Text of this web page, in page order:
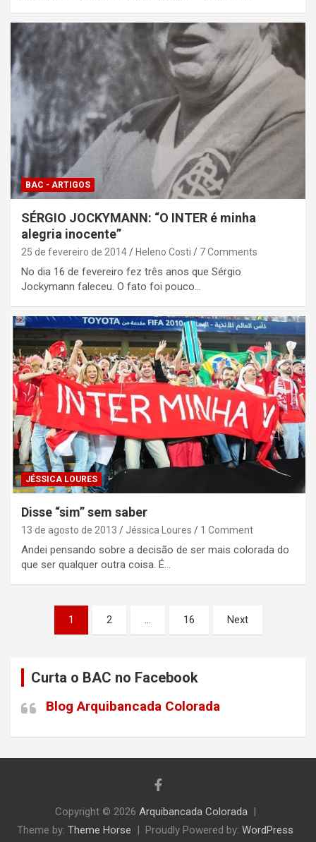
BAC - ARTIGOS
SÉRGIO JOCKYMANN: “O INTER é minha
alegria inocente”
25 de fevereiro de 2014 Heleno Costi 7 Comments
No dia 16 de fevereiro fez três anos que Sérgio
Jockymann faleceu. O fato foi pouco…
JÉSSICA LOURES
Disse “sim” sem saber
13 de agosto de 2013 Jéssica Loures 1 Comment
Andei pensando sobre a decisão de ser mais colorada do
que ser qualquer outra coisa. É…
Paginação
1 2 … 16 Next
Curta o BAC no Facebook
Blog Arquibancada Colorada
Copyright © 2026 Arquibancada Colorada
Theme by: Theme Horse Proudly Powered by: WordPress